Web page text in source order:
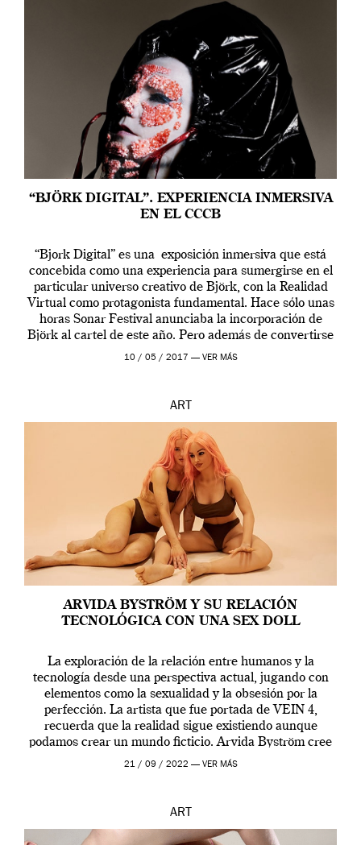
“BJÖRK DIGITAL”. EXPERIENCIA INMERSIVA
EN EL CCCB
“Bjork Digital” es una exposición inmersiva que está
concebida como una experiencia para sumergirse en el
particular universo creativo de Björk, con la Realidad
Virtual como protagonista fundamental. Hace sólo unas
horas Sonar Festival anunciaba la incorporación de
Björk al cartel de este año. Pero además de convertirse
en una de las actuaciones más relevantes […]
10 / 05 / 2017 — VER MÁS
ART
ARVIDA BYSTRÖM Y SU RELACIÓN
TECNOLÓGICA CON UNA SEX DOLL
La exploración de la relación entre humanos y la
tecnología desde una perspectiva actual, jugando con
elementos como la sexualidad y la obsesión por la
perfección. La artista que fue portada de VEIN 4,
recuerda que la realidad sigue existiendo aunque
podamos crear un mundo ficticio. Arvida Byström cree
que los humanos tienen un complejo […]
21 / 09 / 2022 — VER MÁS
ART